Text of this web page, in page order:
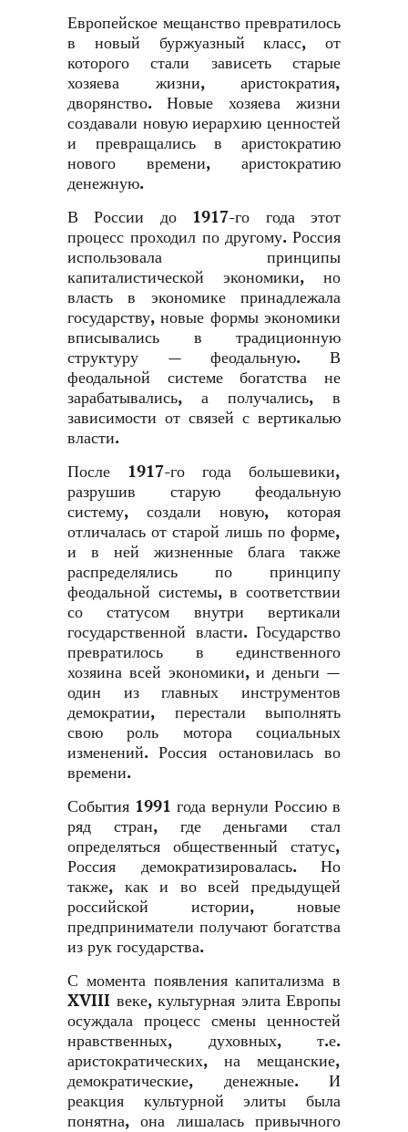
Европейское мещанство превратилось
в новый буржуазный класс, от
которого стали зависеть старые
хозяева жизни, аристократия,
дворянство. Новые хозяева жизни
создавали новую иерархию ценностей
и превращались в аристократию
нового времени, аристократию
денежную.
В России до 1917-го года этот
процесс проходил по другому. Россия
использовала принципы
капиталистической экономики, но
власть в экономике принадлежала
государству, новые формы экономики
вписывались в традиционную
структуру — феодальную. В
феодальной системе богатства не
зарабатывались, а получались, в
зависимости от связей с вертикалью
власти.
После 1917-го года большевики,
разрушив старую феодальную
систему, создали новую, которая
отличалась от старой лишь по форме,
и в ней жизненные блага также
распределялись по принципу
феодальной системы, в соответствии
со статусом внутри вертикали
государственной власти. Государство
превратилось в единственного
хозяина всей экономики, и деньги —
один из главных инструментов
демократии, перестали выполнять
свою роль мотора социальных
изменений. Россия остановилась во
времени.
События 1991 года вернули Россию в
ряд стран, где деньгами стал
определяться общественный статус,
Россия демократизировалась. Но
также, как и во всей предыдущей
российской истории, новые
предприниматели получают богатства
из рук государства.
С момента появления капитализма в
XVIII веке, культурная элита Европы
осуждала процесс смены ценностей
нравственных, духовных, т.е.
аристократических, на мещанские,
демократические, денежные. И
реакция культурной элиты была
понятна, она лишалась привычного